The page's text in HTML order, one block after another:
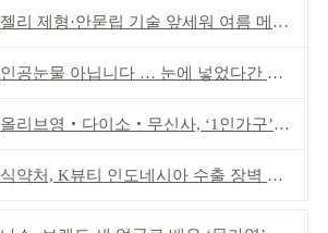
젤리 제형·안묻립 기술 앞세워 여름 메이크업 시장 공략
인공눈물 아닙니다 … 눈에 넣었다간 각막 손상
올리브영‧다이소‧무신사, ‘1인가구’가 이끈다
식약처, K뷰티 인도네시아 수출 장벽 완화 성과